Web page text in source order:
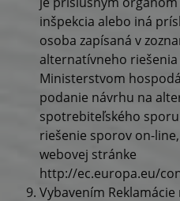
inšpekcia alebo iná
osoba zapísaná v
alternatívneho
Ministerstvom
podanie návrhu na
spotrebiteľského
riešenie sporov on-
webovej stránke
http://ec.europa.eu/
Vybavením